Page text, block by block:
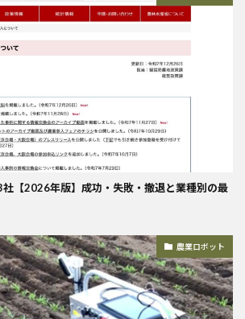
【2026年版】成功・失敗・撤退と業種別の最
農業ロボット